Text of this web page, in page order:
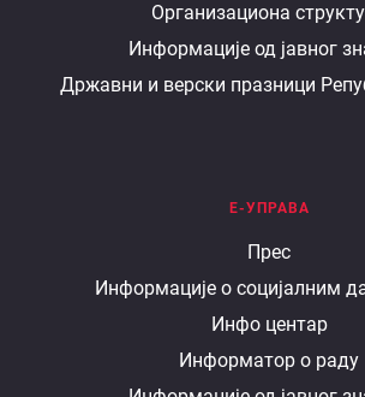
министарству
Организациона
Информације од јавног
Државни и верски празници
Е-УПРАВА
Прес
Информације о социјалним
Инфо центар
Информатор о раду